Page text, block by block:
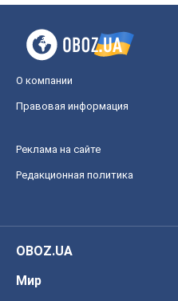
О компании
Правовая информация
Реклама на сайте
Редакционная политика
OBOZ.UA
Мир